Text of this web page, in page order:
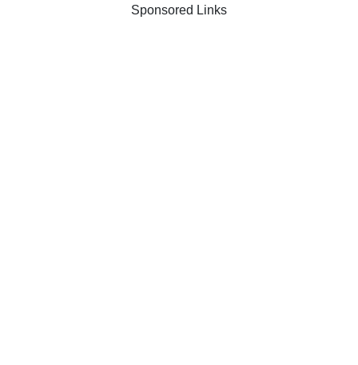
Sponsored Links